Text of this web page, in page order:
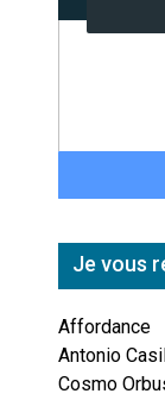
Je vous
Affordance
Antonio
Cosmo